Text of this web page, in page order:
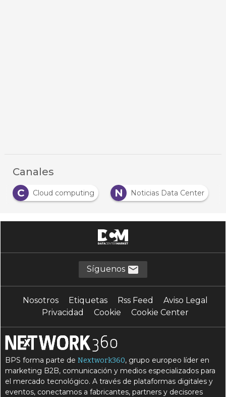
Canales
C
Cloud computing N Noticias Data Center
Síguenos
Nosotros Etiquetas Rss Feed
Aviso Legal
Privacidad
Cookie Cookie Center
BPS forma parte deNextwork360, grupo europeo líder en
marketing B2B, comunicación y medios especializados para
el mercado tecnológico. A través de plataformas digitales y
eventos, conectamos a fabricantes, partners y decisores